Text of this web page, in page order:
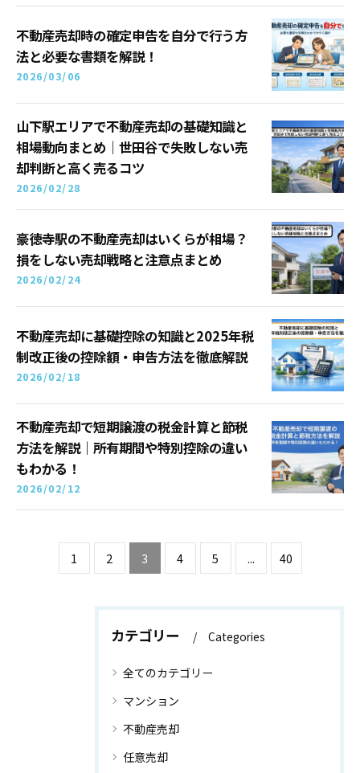
不動産売却時の確定申告を自分で行う方
法と必要な書類を解説！
2026/03/06
山下駅エリアで不動産売却の基礎知識と
相場動向まとめ｜世田谷で失敗しない売
却判断と高く売るコツ
2026/02/28
豪徳寺駅の不動産売却はいくらが相場？
損をしない売却戦略と注意点まとめ
2026/02/24
不動産売却に基礎控除の知識と2025年税
制改正後の控除額・申告方法を徹底解説
2026/02/18
不動産売却で短期譲渡の税金計算と節税
方法を解説｜所有期間や特別控除の違い
もわかる！
2026/02/12
1 2 3 4 5 ... 40
カテゴリー Categories
全てのカテゴリー
マンション
不動産売却
任意売却